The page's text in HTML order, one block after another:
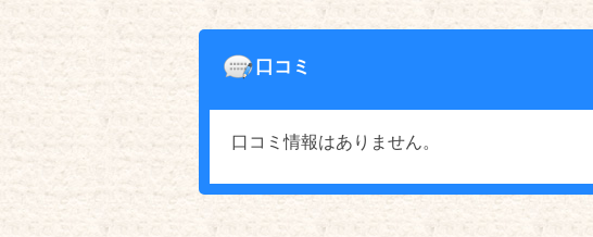
口コミ
口コミ情報はありません。